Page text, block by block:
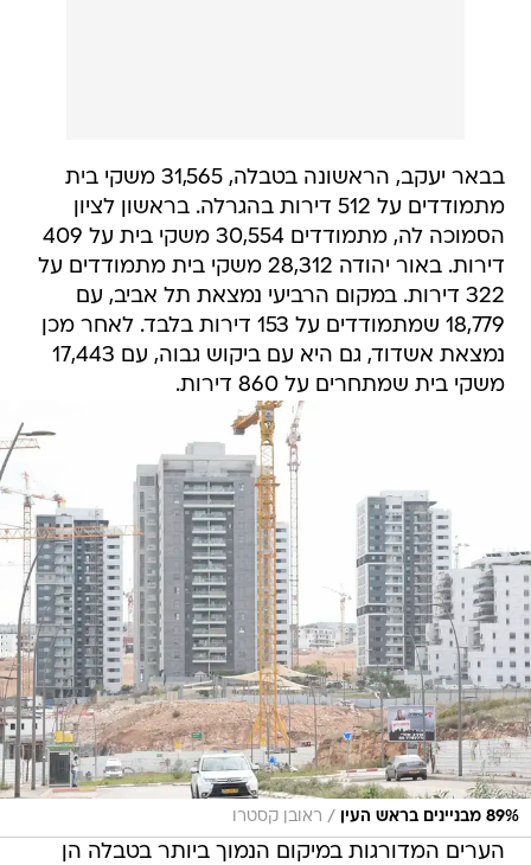
בבאר יעקב, הראשונה בטבלה, 31,565 משקי בית
מתמודדים על 512 דירות בהגרלה. בראשון לציון
הסמוכה לה, מתמודדים 30,554 משקי בית על 409
דירות. באור יהודה 28,312 משקי בית מתמודדים על
322 דירות. במקום הרביעי נמצאת תל אביב, עם
18,779 שמתמודדים על 153 דירות בלבד. לאחר מכן
נמצאת אשדוד, גם היא עם ביקוש גבוה, עם 17,443
משקי בית שמתחרים על 860 דירות.
89% מבניינים בראש העין / ראובן קסטרו
הערים המדורגות במיקום הנמוך ביותר בטבלה הן